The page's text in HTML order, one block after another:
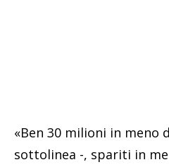
«Ben 30 milioni in meno
sottolinea -, spariti in